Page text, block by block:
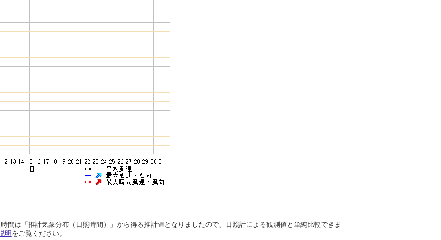
間は「推計気象分布（日照時間）」から得る推計値となりましたので、日照計による観測値と単純比較できま
明をご覧ください。